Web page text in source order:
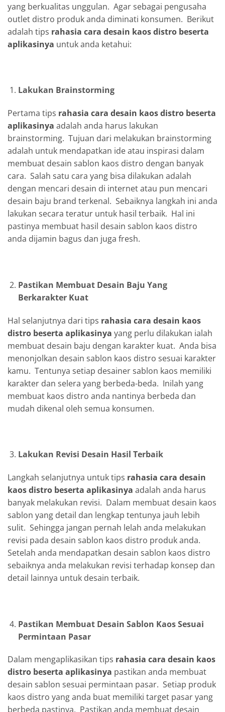
yang berkualitas unggulan. Agar sebagai pengusaha
outlet distro produk anda diminati konsumen. Berikut
adalah tips rahasia cara desain kaos distro beserta
aplikasinya untuk anda ketahui:
Lakukan Brainstorming
Pertama tips rahasia cara desain kaos distro beserta
aplikasinya adalah anda harus lakukan
brainstorming. Tujuan dari melakukan brainstorming
adalah untuk mendapatkan ide atau inspirasi dalam
membuat desain sablon kaos distro dengan banyak
cara. Salah satu cara yang bisa dilakukan adalah
dengan mencari desain di internet atau pun mencari
desain baju brand terkenal. Sebaiknya langkah ini anda
lakukan secara teratur untuk hasil terbaik. Hal ini
pastinya membuat hasil desain sablon kaos distro
anda dijamin bagus dan juga fresh.
Pastikan Membuat Desain Baju Yang
Berkarakter Kuat
Hal selanjutnya dari tips rahasia cara desain kaos
distro beserta aplikasinya yang perlu dilakukan ialah
membuat desain baju dengan karakter kuat. Anda bisa
menonjolkan desain sablon kaos distro sesuai karakter
kamu. Tentunya setiap desainer sablon kaos memiliki
karakter dan selera yang berbeda-beda. Inilah yang
membuat kaos distro anda nantinya berbeda dan
mudah dikenal oleh semua konsumen.
Lakukan Revisi Desain Hasil Terbaik
Langkah selanjutnya untuk tips rahasia cara desain
kaos distro beserta aplikasinya adalah anda harus
banyak melakukan revisi. Dalam membuat desain kaos
sablon yang detail dan lengkap tentunya jauh lebih
sulit. Sehingga jangan pernah lelah anda melakukan
revisi pada desain sablon kaos distro produk anda.
Setelah anda mendapatkan desain sablon kaos distro
sebaiknya anda melakukan revisi terhadap konsep dan
detail lainnya untuk desain terbaik.
Pastikan Membuat Desain Sablon Kaos Sesuai
Permintaan Pasar
Dalam mengaplikasikan tips rahasia cara desain kaos
distro beserta aplikasinya pastikan anda membuat
desain sablon sesuai permintaan pasar. Setiap produk
kaos distro yang anda buat memiliki target pasar yang
berbeda pastinya. Pastikan anda membuat desain